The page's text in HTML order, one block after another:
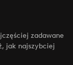
zadawane
jak najszybciej